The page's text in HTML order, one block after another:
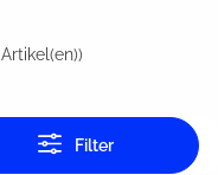
Artikel(en))
Filter